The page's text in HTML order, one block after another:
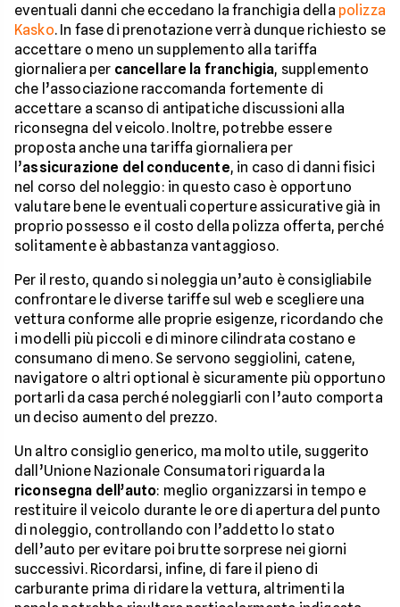
eventuali danni che eccedano la franchigia della polizza
Kasko. In fase di prenotazione verrà dunque richiesto se
accettare o meno un supplemento alla tariffa
giornaliera per cancellare la franchigia, supplemento
che l’associazione raccomanda fortemente di
accettare a scanso di antipatiche discussioni alla
riconsegna del veicolo. Inoltre, potrebbe essere
proposta anche una tariffa giornaliera per
l’assicurazione del conducente, in caso di danni fisici
nel corso del noleggio: in questo caso è opportuno
valutare bene le eventuali coperture assicurative già in
proprio possesso e il costo della polizza offerta, perché
solitamente è abbastanza vantaggioso.
Per il resto, quando si noleggia un’auto è consigliabile
confrontare le diverse tariffe sul web e scegliere una
vettura conforme alle proprie esigenze, ricordando che
i modelli più piccoli e di minore cilindrata costano e
consumano di meno. Se servono seggiolini, catene,
navigatore o altri optional è sicuramente più opportuno
portarli da casa perché noleggiarli con l’auto comporta
un deciso aumento del prezzo.
Un altro consiglio generico, ma molto utile, suggerito
dall’Unione Nazionale Consumatori riguarda la
riconsegna dell’auto: meglio organizzarsi in tempo e
restituire il veicolo durante le ore di apertura del punto
di noleggio, controllando con l’addetto lo stato
dell’auto per evitare poi brutte sorprese nei giorni
successivi. Ricordarsi, infine, di fare il pieno di
carburante prima di ridare la vettura, altrimenti la